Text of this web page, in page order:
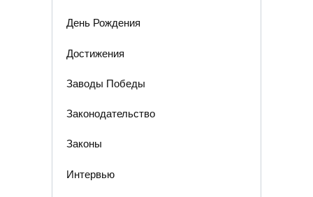
День Рождения
Достижения
Заводы Победы
Законодательство
Законы
Интервью